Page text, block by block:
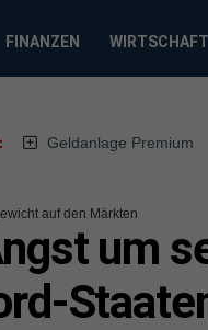
FINANZEN WIRTSCHAFT
Geldanlage Premium
auf den Märkten
um